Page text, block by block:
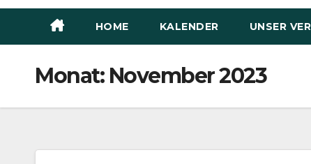
HOME KALENDER UNSER
Monat: November 2023